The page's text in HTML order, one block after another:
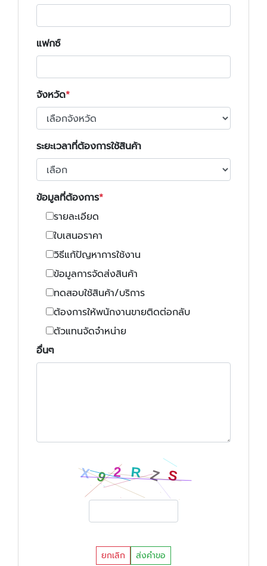
แฟกซ์
จังหวัด
ระยะเวลาที่ต้องการใช้สินค้า
ข้อมูลที่ต้องการ
รายละเอียด
ใบเสนอราคา
วิธีแก้ปัญหาการใช้งาน
ข้อมูลการจัดส่งสินค้า
ทดสอบใช้สินค้า/บริการ
ต้องการให้พนักงานขายติดต่อกลับ
ตัวแทนจัดจำหน่าย
อื่นๆ
ยกเลิก ส่งคำขอ